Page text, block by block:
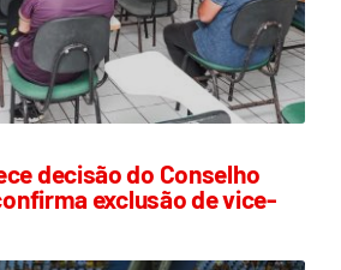
decisão do Conselho
exclusão de vice-